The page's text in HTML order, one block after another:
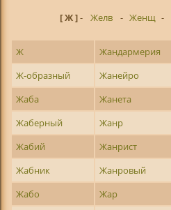
[ Ж ]- Желв - Женщ -
Ж Жандармерия
Ж-образный
Жанейро
Жаба
Жанета
Жаберный
Жанр
Жабий
Жанрист
Жабник
Жанровый
Жабо
Жар